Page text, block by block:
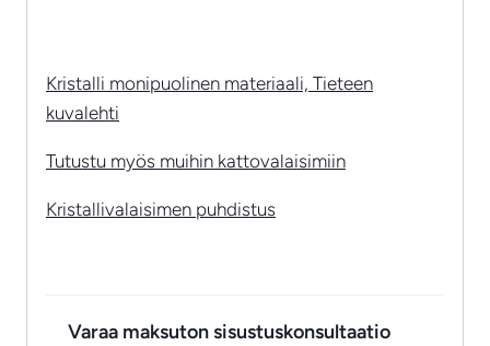
Kristalli monipuolinen materiaali, Tieteen
kuvalehti
Tutustu myös muihin kattovalaisimiin
Kristallivalaisimen puhdistus
Varaa maksuton sisustuskonsultaatio